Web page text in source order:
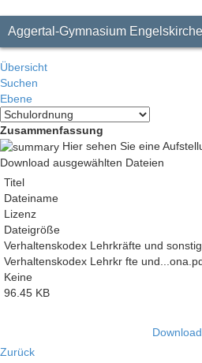
Aggertal-Gymnasium
Übersicht
Suchen
Ebene
Zusammenfassung
Hier sehen Sie eine
Download ausgewählten Dateien
Titel
Dateiname
Lizenz
Dateigröße
Verhaltenskodex Lehrkräfte und
Verhaltenskodex Lehrkr fte
Keine
96.45 KB
Download
Zurück